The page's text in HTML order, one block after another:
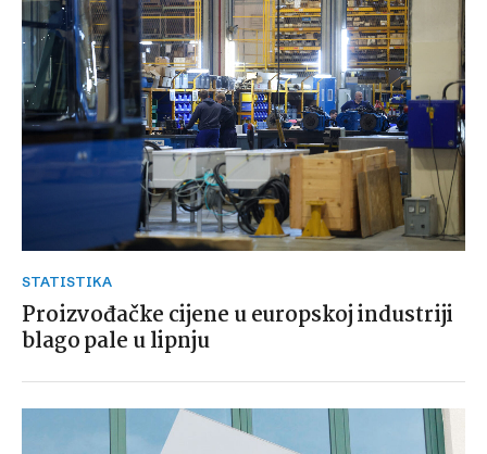
STATISTIKA
Proizvođačke cijene u europskoj industriji
blago pale u lipnju